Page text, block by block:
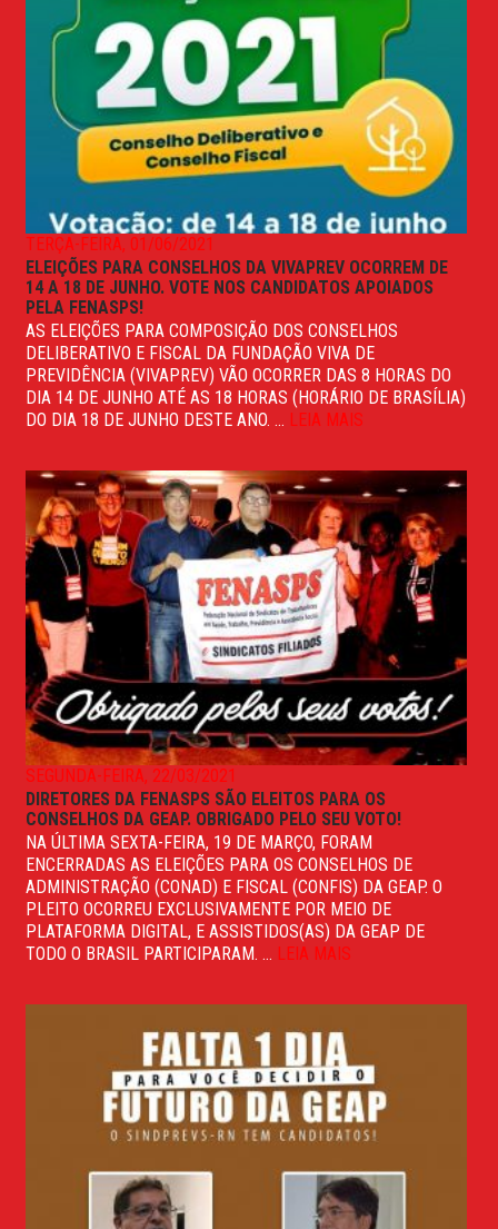
TERÇA-FEIRA, 01/06/2021
ELEIÇÕES PARA CONSELHOS DA VIVAPREV OCORREM DE
14 A 18 DE JUNHO. VOTE NOS CANDIDATOS APOIADOS
PELA FENASPS!
AS ELEIÇÕES PARA COMPOSIÇÃO DOS CONSELHOS
DELIBERATIVO E FISCAL DA FUNDAÇÃO VIVA DE
PREVIDÊNCIA (VIVAPREV) VÃO OCORRER DAS 8 HORAS DO
DIA 14 DE JUNHO ATÉ AS 18 HORAS (HORÁRIO DE BRASÍLIA)
DO DIA 18 DE JUNHO DESTE ANO. ... LEIA MAIS
SEGUNDA-FEIRA, 22/03/2021
DIRETORES DA FENASPS SÃO ELEITOS PARA OS
CONSELHOS DA GEAP. OBRIGADO PELO SEU VOTO!
NA ÚLTIMA SEXTA-FEIRA, 19 DE MARÇO, FORAM
ENCERRADAS AS ELEIÇÕES PARA OS CONSELHOS DE
ADMINISTRAÇÃO (CONAD) E FISCAL (CONFIS) DA GEAP. O
PLEITO OCORREU EXCLUSIVAMENTE POR MEIO DE
PLATAFORMA DIGITAL, E ASSISTIDOS(AS) DA GEAP DE
TODO O BRASIL PARTICIPARAM. ... LEIA MAIS